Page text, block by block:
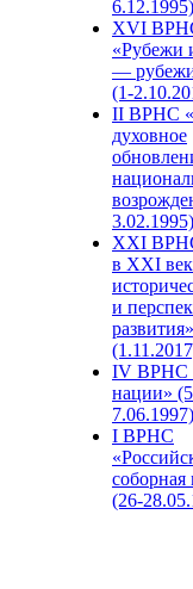
6.12.1995)
XVI
«Рубежи
—
(1-
II ВРНС
духовное
3.02.1995)
XХI
в XXI
и
развития»
IV ВРНС
нации»
7.06.1997)
I ВРНС
(26-